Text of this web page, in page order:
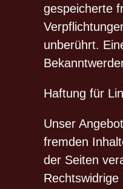
gespeicherte
unberührt.
Haftung für
Unser
fremden
der Seiten